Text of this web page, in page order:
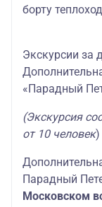
борту
Экскурсии за
«Парадный
(Экскурсия
от 10 человек)
Парадный
Московском